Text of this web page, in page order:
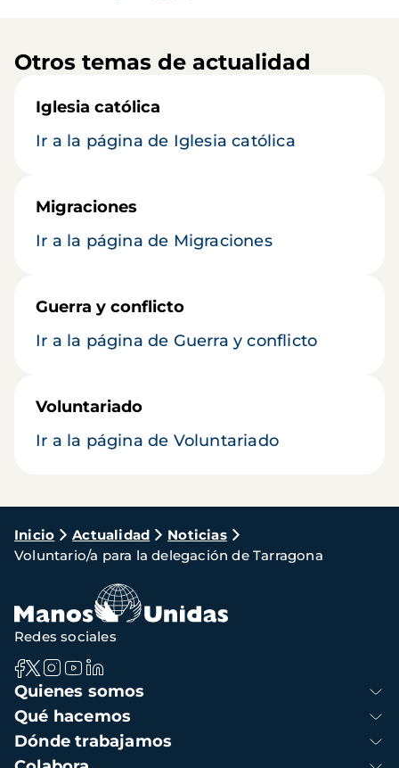
Otros temas de actualidad
Iglesia católica
Ir a la página de Iglesia católica
Migraciones
Ir a la página de Migraciones
Guerra y conflicto
Ir a la página de Guerra y conflicto
Voluntariado
Ir a la página de Voluntariado
Ruta
de
navegación
Inicio Actualidad
Noticias
Voluntario/a para la delegación de Tarragona
Navegación
principal
Quienes somos
Qué hacemos
Dónde trabajamos
Redes sociales